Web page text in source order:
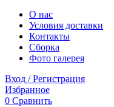
О нас
Условия доставки
Контакты
Сборка
Фото галерея
Вход / Регистрация
Избранное
0 Сравнить